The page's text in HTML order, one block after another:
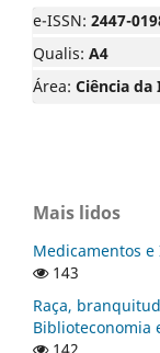
e-ISSN: 2447-
Qualis: A4
Área: Ciência da
Mais lidos
Medicamentos
143
Raça,
Biblioteconomia